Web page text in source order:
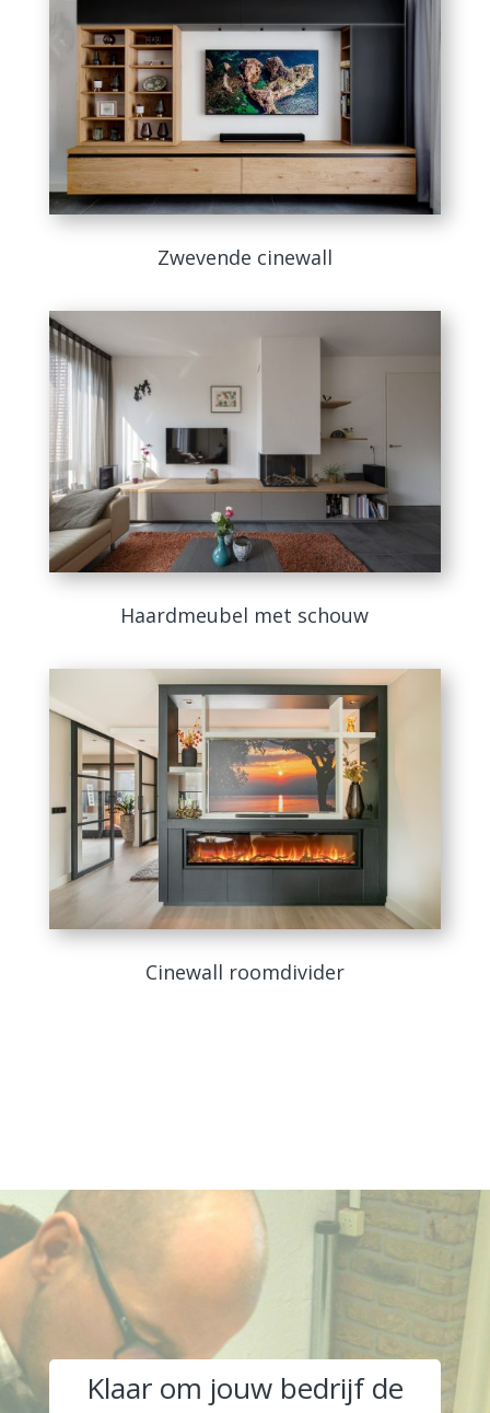
Zwevende cinewall
Haardmeubel met schouw
Cinewall roomdivider
Klaar om jouw bedrijf de